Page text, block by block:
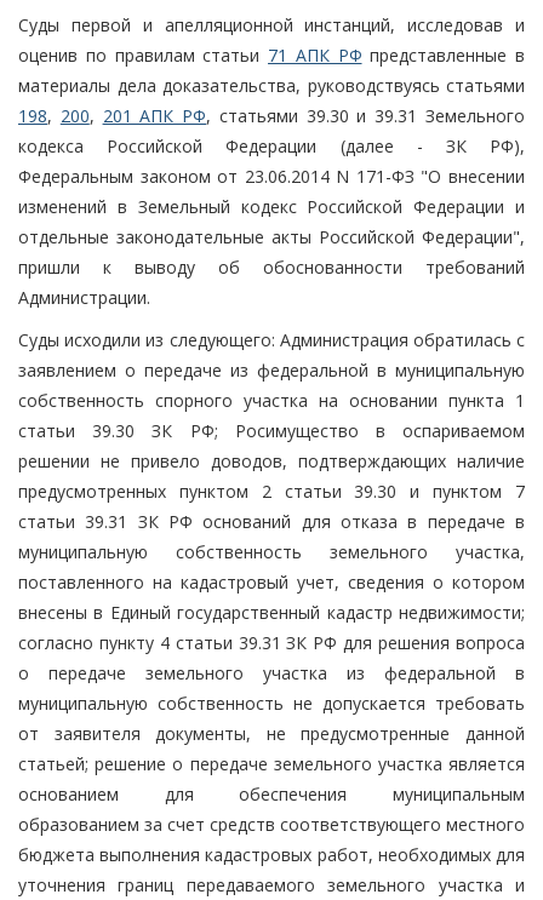
Суды первой и апелляционной инстанций, исследовав и
оценив по правилам статьи 71 АПК РФ представленные в
материалы дела доказательства, руководствуясь статьями
198, 200, 201 АПК РФ, статьями 39.30 и 39.31 Земельного
кодекса Российской Федерации (далее - ЗК РФ),
Федеральным законом от 23.06.2014 N 171-ФЗ "О внесении
изменений в Земельный кодекс Российской Федерации и
отдельные законодательные акты Российской Федерации",
пришли к выводу об обоснованности требований
Администрации.
Суды исходили из следующего: Администрация обратилась с
заявлением о передаче из федеральной в муниципальную
собственность спорного участка на основании пункта 1
статьи 39.30 ЗК РФ; Росимущество в оспариваемом
решении не привело доводов, подтверждающих наличие
предусмотренных пунктом 2 статьи 39.30 и пунктом 7
статьи 39.31 ЗК РФ оснований для отказа в передаче в
муниципальную собственность земельного участка,
поставленного на кадастровый учет, сведения о котором
внесены в Единый государственный кадастр недвижимости;
согласно пункту 4 статьи 39.31 ЗК РФ для решения вопроса
о передаче земельного участка из федеральной в
муниципальную собственность не допускается требовать
от заявителя документы, не предусмотренные данной
статьей; решение о передаче земельного участка является
основанием для обеспечения муниципальным
образованием за счет средств соответствующего местного
бюджета выполнения кадастровых работ, необходимых для
уточнения границ передаваемого земельного участка и